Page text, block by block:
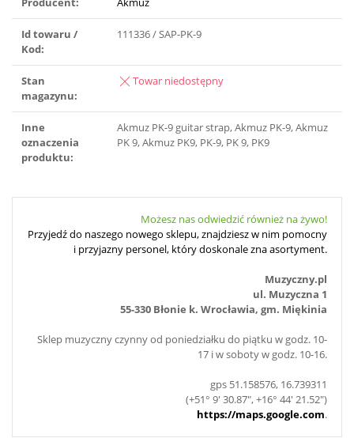
Id towaru /
Kod:
111336 / SAP-PK-9
Stan
magazynu:
Towar niedostępny
Inne
oznaczenia
produktu:
Akmuz PK-9 guitar strap, Akmuz PK-9, Akmuz
PK 9, Akmuz PK9, PK-9, PK 9, PK9
Możesz nas odwiedzić również na żywo!
Przyjedź do naszego nowego sklepu, znajdziesz w nim pomocny
i przyjazny personel, który doskonale zna asortyment.
Muzyczny.pl
ul. Muzyczna 1
55-330 Błonie k. Wrocławia, gm. Miękinia
Sklep muzyczny czynny od poniedziałku do piątku w godz. 10-
17 i w soboty w godz. 10-16.
gps 51.158576, 16.739311
(+51° 9' 30.87", +16° 44' 21.52")
https://maps.google.com.